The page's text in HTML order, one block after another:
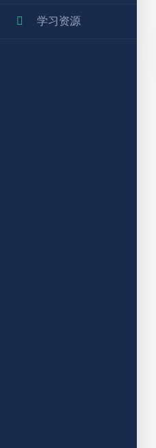
学习资源